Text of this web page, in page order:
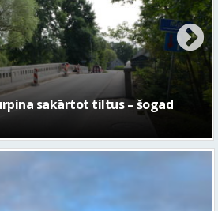
laikmetīgās kultūras centram